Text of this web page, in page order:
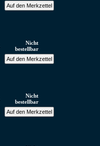
Nicht
bestellbar
Nicht
bestellbar